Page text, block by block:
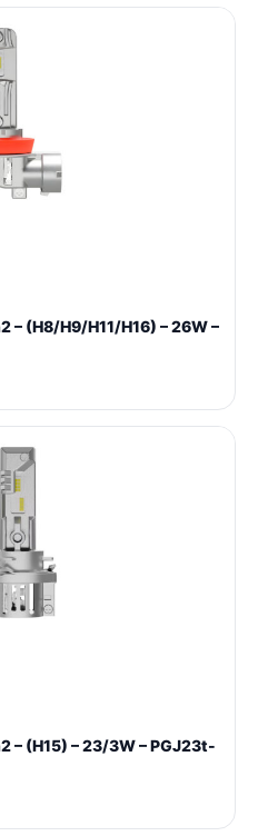
– (H8/H9/H11/H16) – 26W –
– (H15) – 23/3W – PGJ23t-